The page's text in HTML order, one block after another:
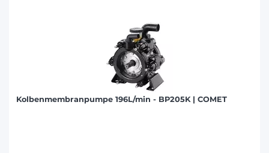
Kolbenmembranpumpe 196L/min - BP205K | COMET